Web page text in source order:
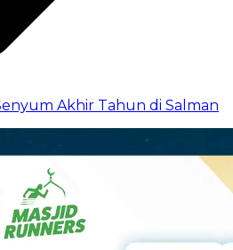
Akhir Tahun di Salman